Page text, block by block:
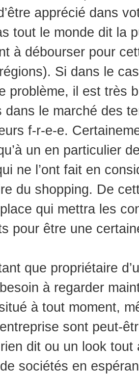
apprécié dans
tout le monde dit la
à débourser pour
Si dans le
problème, il est très
dans le marché des
f-r-e-e.
un en particulier
ne l’ont fait en
du shopping. De
qui mettra les
pour être une
que propriétaire
à regarder
à tout moment,
sont peut-
dit ou un look tout
sociétés en